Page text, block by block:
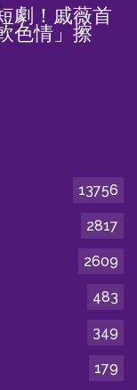
劇！戚薇首
色情」擦
13756
2817
2609
483
349
179